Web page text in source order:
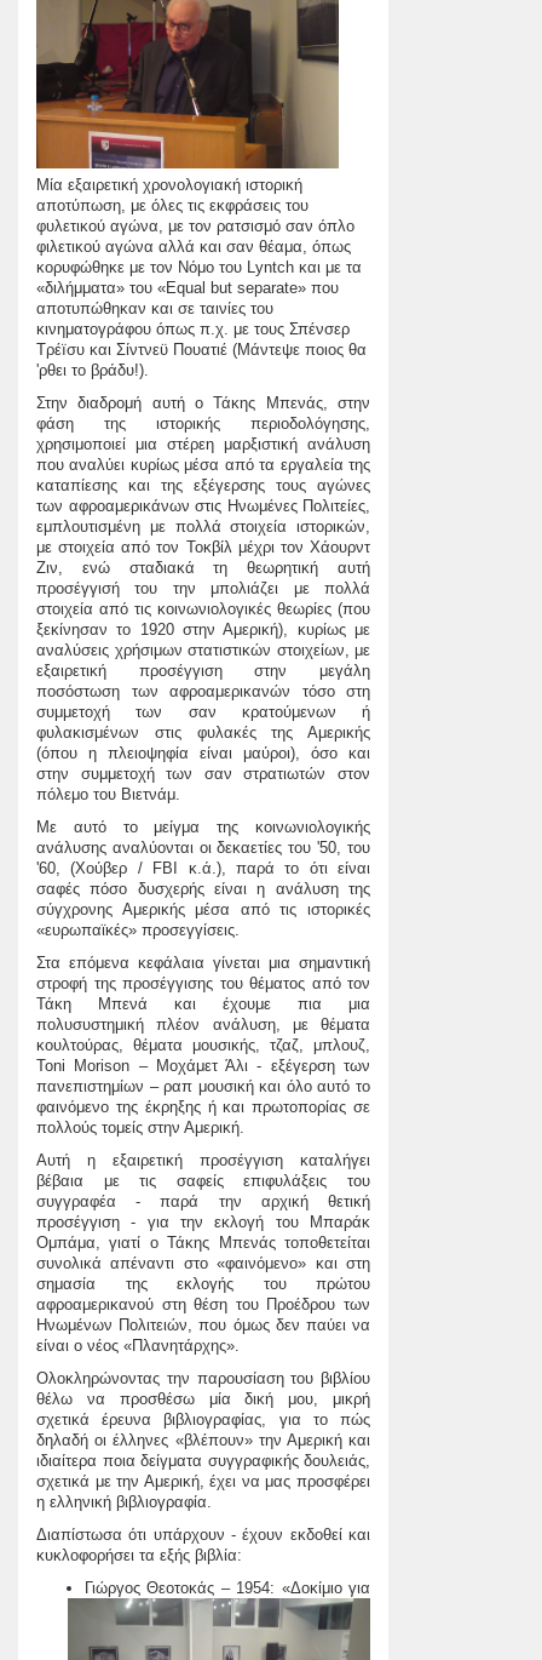
Μία εξαιρετική χρονολογιακή ιστορική
αποτύπωση, με όλες τις εκφράσεις του
φυλετικού αγώνα, με τον ρατσισμό σαν όπλο
φιλετικού αγώνα αλλά και σαν θέαμα, όπως
κορυφώθηκε με τον Νόμο του Lyntch και με τα
«διλήμματα» του «Equal but separate» που
αποτυπώθηκαν και σε ταινίες του
κινηματογράφου όπως π.χ. με τους Σπένσερ
Τρέïσυ και Σίντνεϋ Πουατιέ (Μάντεψε ποιος θα
'ρθει το βράδυ!).
Στην διαδρομή αυτή ο Τάκης Μπενάς, στην
φάση της ιστορικής περιοδολόγησης,
χρησιμοποιεί μια στέρεη μαρξιστική ανάλυση
που αναλύει κυρίως μέσα από τα εργαλεία της
καταπίεσης και της εξέγερσης τους αγώνες
των αφροαμερικάνων στις Ηνωμένες Πολιτείες,
εμπλουτισμένη με πολλά στοιχεία ιστορικών,
με στοιχεία από τον Τοκβίλ μέχρι τον Χάουρντ
Ζιν, ενώ σταδιακά τη θεωρητική αυτή
προσέγγισή του την μπολιάζει με πολλά
στοιχεία από τις κοινωνιολογικές θεωρίες (που
ξεκίνησαν το 1920 στην Αμερική), κυρίως με
αναλύσεις χρήσιμων στατιστικών στοιχείων, με
εξαιρετική προσέγγιση στην μεγάλη
ποσόστωση των αφροαμερικανών τόσο στη
συμμετοχή των σαν κρατούμενων ή
φυλακισμένων στις φυλακές της Αμερικής
(όπου η πλειοψηφία είναι μαύροι), όσο και
στην συμμετοχή των σαν στρατιωτών στον
πόλεμο του Βιετνάμ.
Με αυτό το μείγμα της κοινωνιολογικής
ανάλυσης αναλύονται οι δεκαετίες του '50, του
'60, (Χούβερ / FBI κ.ά.), παρά το ότι είναι
σαφές πόσο δυσχερής είναι η ανάλυση της
σύγχρονης Αμερικής μέσα από τις ιστορικές
«ευρωπαϊκές» προσεγγίσεις.
Στα επόμενα κεφάλαια γίνεται μια σημαντική
στροφή της προσέγγισης του θέματος από τον
Τάκη Μπενά και έχουμε πια μια
πολυσυστημική πλέον ανάλυση, με θέματα
κουλτούρας, θέματα μουσικής, τζαζ, μπλουζ,
Toni Morison – Μοχάμετ Άλι - εξέγερση των
πανεπιστημίων – ραπ μουσική και όλο αυτό το
φαινόμενο της έκρηξης ή και πρωτοπορίας σε
πολλούς τομείς στην Αμερική.
Αυτή η εξαιρετική προσέγγιση καταλήγει
βέβαια με τις σαφείς επιφυλάξεις του
συγγραφέα - παρά την αρχική θετική
προσέγγιση - για την εκλογή του Μπαράκ
Ομπάμα, γιατί ο Τάκης Μπενάς τοποθετείται
συνολικά απέναντι στο «φαινόμενο» και στη
σημασία της εκλογής του πρώτου
αφροαμερικανού στη θέση του Προέδρου των
Ηνωμένων Πολιτειών, που όμως δεν παύει να
είναι ο νέος «Πλανητάρχης».
Ολοκληρώνοντας την παρουσίαση του βιβλίου
θέλω να προσθέσω μία δική μου, μικρή
σχετικά έρευνα βιβλιογραφίας, για το πώς
δηλαδή οι έλληνες «βλέπουν» την Αμερική και
ιδιαίτερα ποια δείγματα συγγραφικής δουλειάς,
σχετικά με την Αμερική, έχει να μας προσφέρει
η ελληνική βιβλιογραφία.
Διαπίστωσα ότι υπάρχουν - έχουν εκδοθεί και
κυκλοφορήσει τα εξής βιβλία:
Γιώργος Θεοτοκάς – 1954: «Δοκίμιο για